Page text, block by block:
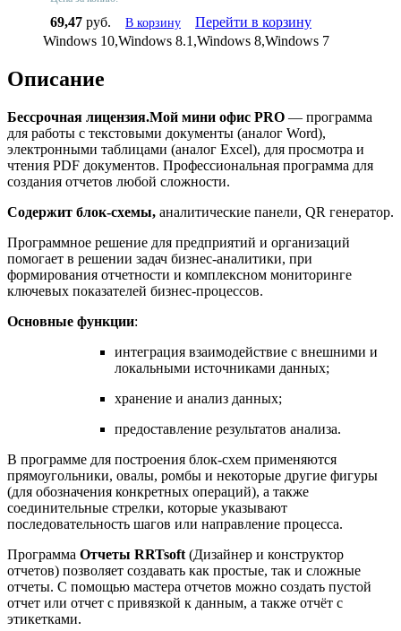
69,47 руб. В корзину
Перейти в корзину
Windows 10,Windows 8.1,Windows 8,Windows 7
Описание
Бессрочная лицензия.Мой мини офис PRO — программа
для работы с текстовыми документы (аналог Word),
электронными таблицами (аналог Excel), для просмотра и
чтения PDF документов. Профессиональная программа для
создания отчетов любой сложности.
Содержит блок-схемы, аналитические панели, QR генератор.
Программное решение для предприятий и организаций
помогает в решении задач бизнес-аналитики, при
формирования отчетности и комплексном мониторинге
ключевых показателей бизнес-процессов.
Основные функции:
интеграция взаимодействие с внешними и
локальными источниками данных;
хранение и анализ данных;
предоставление результатов анализа.
В программе для построения блок-схем применяются
прямоугольники, овалы, ромбы и некоторые другие фигуры
(для обозначения конкретных операций), а также
соединительные стрелки, которые указывают
последовательность шагов или направление процесса.
Программа Отчеты RRTsoft (Дизайнер и конструктор
отчетов) позволяет создавать как простые, так и сложные
отчеты. С помощью мастера отчетов можно создать пустой
отчет или отчет с привязкой к данным, а также отчёт с
этикетками.